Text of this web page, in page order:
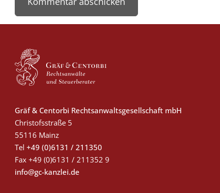
Gräf & Centorbi Rechtsanwaltsgesellschaft mbH
Christofsstraße 5
55116 Mainz
Tel +49 (0)6131 / 211350
Fax +49 (0)6131 / 211352 9
info@gc-kanzlei.de